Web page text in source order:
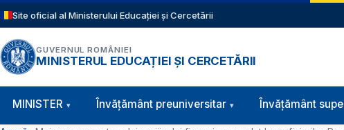
Sari la conținutul principal
Site oficial al Ministerului Educației și Cercetării
GUVERNUL ROMÂNIEI
MINISTERUL EDUCAȚIEI ȘI CERCETĂRII
Navigație principală
MINISTER Învăţământ preuniversitar Învățământ